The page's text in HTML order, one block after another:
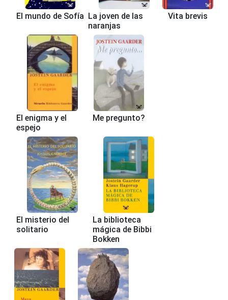
El mundo de Sofía La joven de las
naranjas
Vita brevis
El enigma y el
espejo
Me pregunto?
El misterio del
solitario
La biblioteca
mágica de Bibbi
Bokken